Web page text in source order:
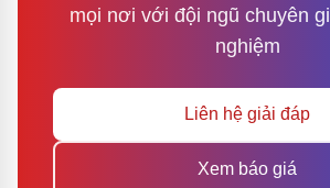
mọi nơi với đội ngũ chuyên
nghiệm
Liên hệ giải đáp
Xem báo giá